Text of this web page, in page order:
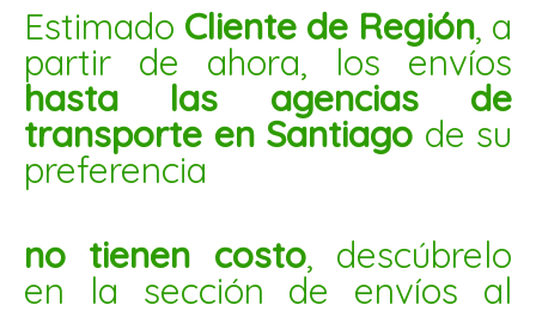
Mani
con
chocolate
1kg
cantidad
Estimado Cliente de Región, a
partir de ahora, los envíos
hasta las agencias de
transporte en Santiago de su
preferencia
no tienen costo, descúbrelo
en la sección de envíos al